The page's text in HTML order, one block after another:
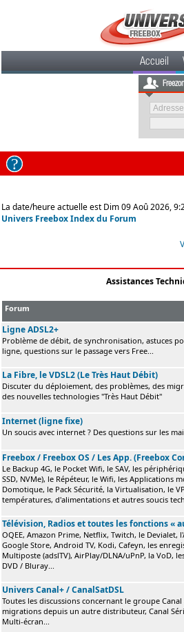
Accueil
La date/heure actuelle est Dim 09 Aoû 2026,
Univers Freebox Index du Forum
Assistances
Forum
Ligne ADSL2+
Problème de débit, de synchronisation, astuces
ligne, questions sur le passage vers Free...
La Fibre, le VDSL2 (Le Très Haut Débit)
Discuter du déploiement, des problèmes, des
des nouvelles technologies "Très Haut Débit"
Internet (ligne fixe)
Un soucis avec internet ? Des questions sur les
Freebox / Freebox OS / Les App. (Freebox
Le Backup 4G, le Pocket Wifi, le SAV, les
SSD, NVMe), le Répéteur, le Wifi, les Applications
Domotique, le Pack Sécurité, la Virtualisation, le
températures, d'alimentations et autres soucis
Télévision, Radios et toutes les fonctions «
OQEE, Amazon Prime, Netflix, Twitch, le Devialet,
Google Store, Android TV, Kodi, Cafeyn, les
Multiposte (adslTV), AirPlay/DLNA/uPnP, la VoD,
DVD / Bluray...
Univers Canal+ / CanalSatDSL
Toutes les discussions concernant le groupe
migrations depuis un autre distributeur, Canal
Multi-écran...